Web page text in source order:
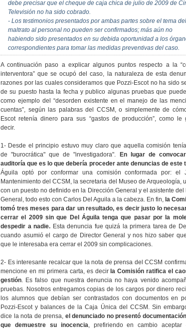
debe precisar que el cheque de caja chica de julio de 2009 de
Televisión no ha sido cobrado.
- Los testimonios presentados por ambas partes sobre el tema del
maltrato al personal no pueden ser confirmados; más aún no
habiendo sido presentados en su debida oportunidad a los
correspondientes para tomar las medidas preventivas del caso.
A continuación paso a explicar algunos puntos respecto a la
interventora” que se ocupó del caso, la naturaleza de esta
razones por las cuales consideramos que Pozzi-Escot no ha sido
de su puesto hasta la fecha y publico algunas pruebas que
como ejemplo del “desorden existente en el manejo de las
cuentas”, según las palabras del CCSM, o simplemente de
Escot retenía dinero para sus “gastos de producción”, como le
decir.
1- Desde el principio estuvo muy claro que aquella comisión
de "burocrática" que de "investigadora". En lugar de
auditoría que es lo que debería proceder ante denuncias de este
Águila optó por conformar una comisión conformada por: el
Mantenimiento del CCSM, la secretaria del Museo de Arqueología,
con un puesto no definido en la Dirección General y el asistente del
General, todo esto con Carlos Del Aguila a la cabeza. En fin, la
tomó tres meses para dar un resultado, es decir justo lo
cerrar el 2009 sin que Del Águila tenga que pasar por la
despedir a nadie. Esta denuncia fue quizá la primera tarea de
cuando asumió el cargo de Director General y nos hizo saber
que le interesaba era cerrar el 2009 sin complicaciones.
2- Es interesante recalcar que la nota de prensa del CCSM
mencione en mi primera carta, es decirla Comisión ratifica el
gestión . Es falso que nuestra denuncia no haya venido
pruebas. Nosotros entregamos copias de los cargos por dinero
los alumnos que debían ser contrastados con documentos en
Pozzi-Escot y balances de la Caja Única del CCSM. Sin
dice la nota de prensa, el denunciado no presentó
que demuestre su inocencia , prefiriendo en cambio aceptar